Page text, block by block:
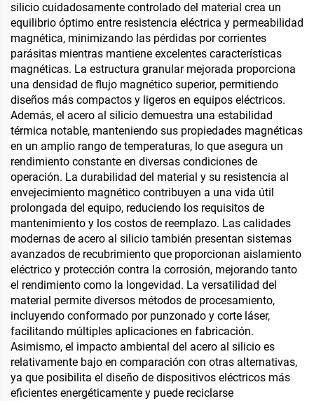
silicio cuidadosamente controlado del material crea un
equilibrio óptimo entre resistencia eléctrica y permeabilidad
magnética, minimizando las pérdidas por corrientes
parásitas mientras mantiene excelentes características
magnéticas. La estructura granular mejorada proporciona
una densidad de flujo magnético superior, permitiendo
diseños más compactos y ligeros en equipos eléctricos.
Además, el acero al silicio demuestra una estabilidad
térmica notable, manteniendo sus propiedades magnéticas
en un amplio rango de temperaturas, lo que asegura un
rendimiento constante en diversas condiciones de
operación. La durabilidad del material y su resistencia al
envejecimiento magnético contribuyen a una vida útil
prolongada del equipo, reduciendo los requisitos de
mantenimiento y los costos de reemplazo. Las calidades
modernas de acero al silicio también presentan sistemas
avanzados de recubrimiento que proporcionan aislamiento
eléctrico y protección contra la corrosión, mejorando tanto
el rendimiento como la longevidad. La versatilidad del
material permite diversos métodos de procesamiento,
incluyendo conformado por punzonado y corte láser,
facilitando múltiples aplicaciones en fabricación.
Asimismo, el impacto ambiental del acero al silicio es
relativamente bajo en comparación con otras alternativas,
ya que posibilita el diseño de dispositivos eléctricos más
eficientes energéticamente y puede reciclarse